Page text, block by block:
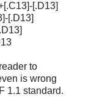
[.D13]
[.D13]
to
is wrong
1.1 standard.